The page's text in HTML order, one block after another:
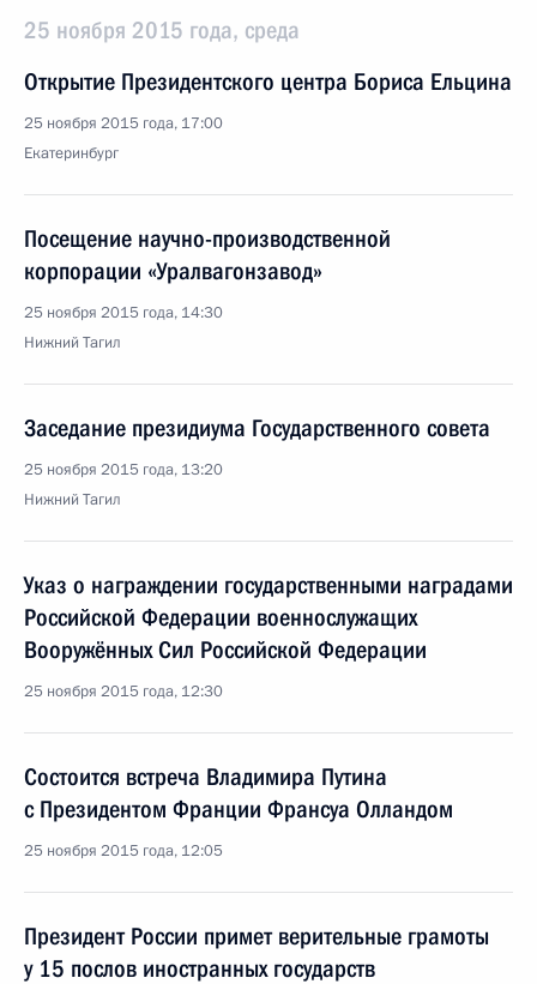
25 ноября 2015 года, среда
Открытие Президентского центра Бориса Ельцина
25 ноября 2015 года, 17:00
Екатеринбург
Посещение научно-производственной
корпорации «Уралвагонзавод»
25 ноября 2015 года, 14:30
Нижний Тагил
Заседание президиума Государственного совета
25 ноября 2015 года, 13:20
Нижний Тагил
Указ о награждении государственными наградами
Российской Федерации военнослужащих
Вооружённых Сил Российской Федерации
25 ноября 2015 года, 12:30
Состоится встреча Владимира Путина
с Президентом Франции Франсуа Олландом
25 ноября 2015 года, 12:05
Президент России примет верительные грамоты
у 15 послов иностранных государств